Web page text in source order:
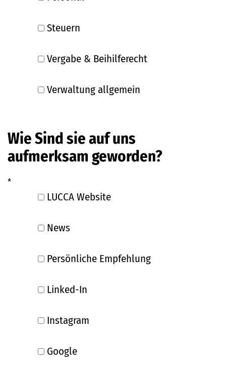
Steuern
Vergabe & Beihilferecht
Verwaltung allgemein
Wie Sind sie auf uns
aufmerksam geworden?
*
LUCCA Website
News
Persönliche Empfehlung
Linked-In
Instagram
Google